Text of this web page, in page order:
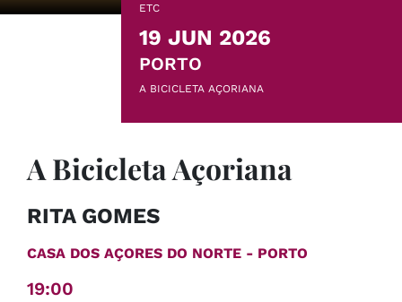
ETC
19 JUN 2026
PORTO
A BICICLETA AÇORIANA
A Bicicleta Açoriana
RITA GOMES
CASA DOS AÇORES DO NORTE - PORTO
19:00